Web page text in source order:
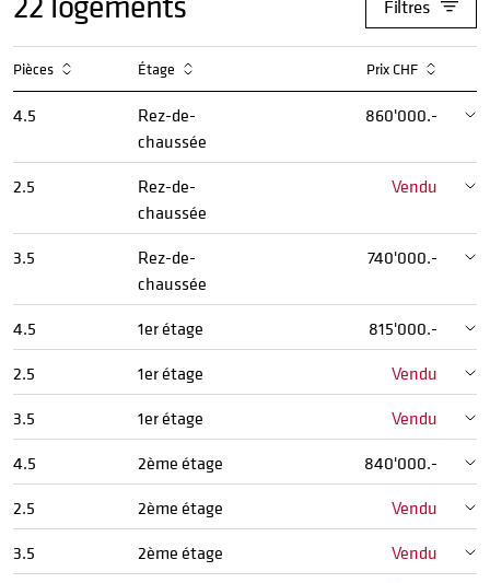
Filtres
Pièces Étage Prix CHF
4.5
Rez-de-
chaussée
860'000.-
2.5
Rez-de-
chaussée
Vendu
3.5
Rez-de-
chaussée
740'000.-
4.5 1er étage
815'000.-
2.5
1er étage
Vendu
3.5
1er étage
Vendu
4.5
2ème étage
840'000.-
2.5
2ème étage
Vendu
3.5
2ème étage
Vendu